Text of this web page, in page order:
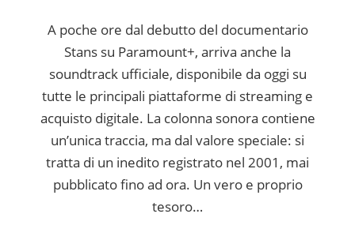
A poche ore dal debutto del documentario
Stans su Paramount+, arriva anche la
soundtrack ufficiale, disponibile da oggi su
tutte le principali piattaforme di streaming e
acquisto digitale. La colonna sonora contiene
un’unica traccia, ma dal valore speciale: si
tratta di un inedito registrato nel 2001, mai
pubblicato fino ad ora. Un vero e proprio
tesoro…